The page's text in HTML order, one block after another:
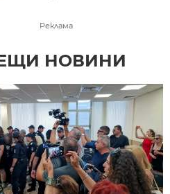
Реклама
НОВИНИ